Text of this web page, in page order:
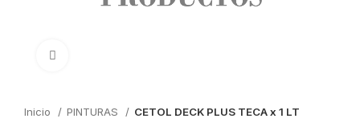
Inicio PINTURAS CETOL DECK PLUS TECA x 1 LT